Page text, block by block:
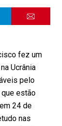
fez um
Ucrânia
pelo
estão
24 de
nas